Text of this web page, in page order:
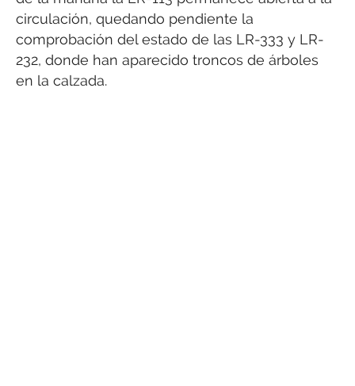
circulación, quedando pendiente la
comprobación del estado de las LR-333 y LR-
232, donde han aparecido troncos de árboles
en la calzada.